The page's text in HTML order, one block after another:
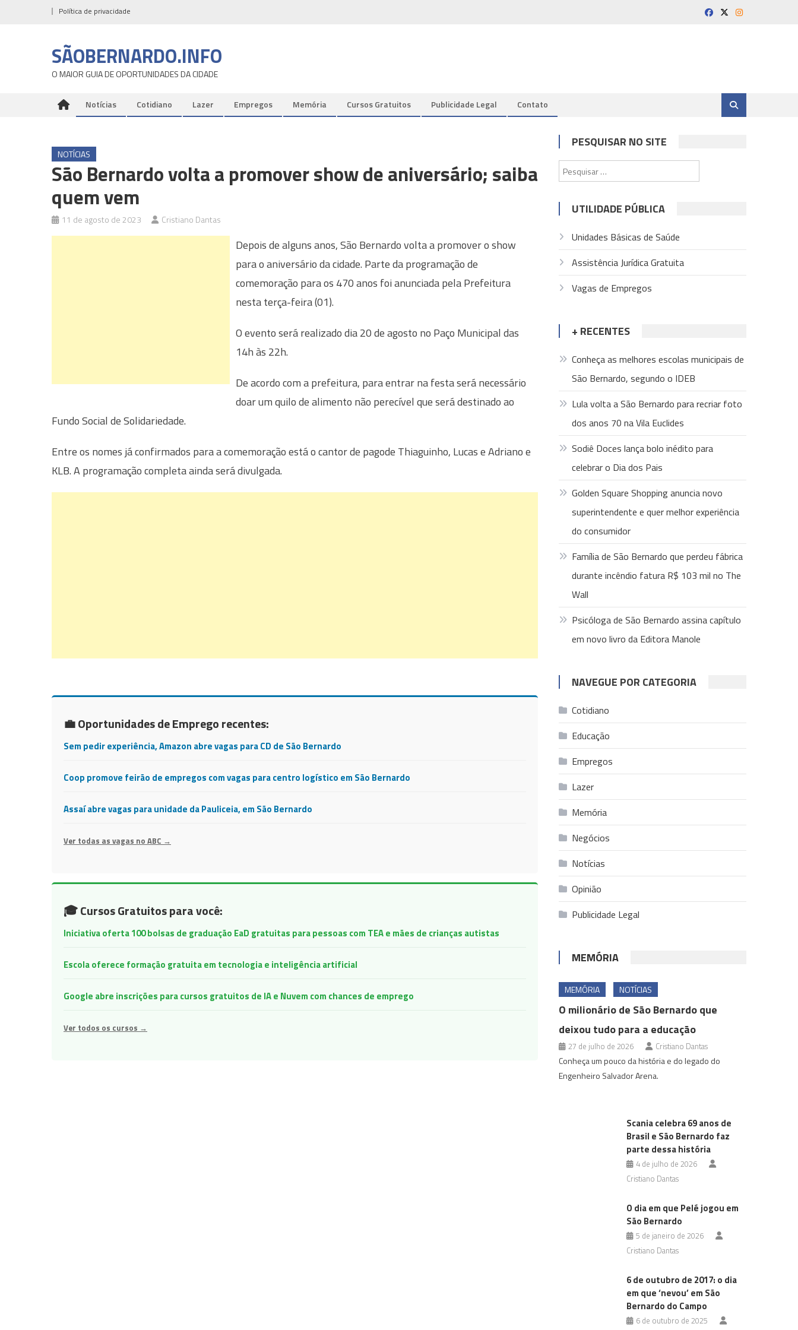
Política de privacidade
SÃOBERNARDO.INFO
O MAIOR GUIA DE OPORTUNIDADES DA CIDADE
Notícias Cotidiano Lazer Empregos Memória Cursos Gratuitos Publicidade Legal Contato
NOTÍCIAS
São Bernardo volta a promover show de aniversário; saiba
quem vem
11 de agosto de 2023 Cristiano Dantas
Depois de alguns anos, São Bernardo volta a promover o show
para o aniversário da cidade. Parte da programação de
comemoração para os 470 anos foi anunciada pela Prefeitura
nesta terça-feira (01).
O evento será realizado dia 20 de agosto no Paço Municipal das
14h às 22h.
De acordo com a prefeitura, para entrar na festa será necessário
doar um quilo de alimento não perecível que será destinado ao
Fundo Social de Solidariedade.
Entre os nomes já confirmados para a comemoração está o cantor de pagode Thiaguinho, Lucas e Adriano e
KLB. A programação completa ainda será divulgada.
💼 Oportunidades de Emprego recentes:
Sem pedir experiência, Amazon abre vagas para CD de São Bernardo
Coop promove feirão de empregos com vagas para centro logístico em São Bernardo
Assaí abre vagas para unidade da Pauliceia, em São Bernardo
Ver todas as vagas no ABC →
🎓 Cursos Gratuitos para você:
Iniciativa oferta 100 bolsas de graduação EaD gratuitas para pessoas com TEA e mães de crianças autistas
Escola oferece formação gratuita em tecnologia e inteligência artificial
Google abre inscrições para cursos gratuitos de IA e Nuvem com chances de emprego
Ver todos os cursos →
PESQUISAR NO SITE
por:
UTILIDADE PÚBLICA
Unidades Básicas de Saúde
Assistência Jurídica Gratuita
Vagas de Empregos
+ RECENTES
Conheça as melhores escolas municipais de
São Bernardo, segundo o IDEB
Lula volta a São Bernardo para recriar foto
dos anos 70 na Vila Euclides
Sodiê Doces lança bolo inédito para
celebrar o Dia dos Pais
Golden Square Shopping anuncia novo
superintendente e quer melhor experiência
do consumidor
Família de São Bernardo que perdeu fábrica
durante incêndio fatura R$ 103 mil no The
Wall
Psicóloga de São Bernardo assina capítulo
em novo livro da Editora Manole
NAVEGUE POR CATEGORIA
Cotidiano
Educação
Empregos
Lazer
Memória
Negócios
Notícias
Opinião
Publicidade Legal
MEMÓRIA
MEMÓRIA NOTÍCIAS
O milionário de São Bernardo que
deixou tudo para a educação
27 de julho de 2026 Cristiano Dantas
Conheça um pouco da história e do legado do
Engenheiro Salvador Arena.
Scania celebra 69 anos de
Brasil e São Bernardo faz
parte dessa história
4 de julho de 2026
Cristiano Dantas
O dia em que Pelé jogou em
São Bernardo
5 de janeiro de 2026
Cristiano Dantas
6 de outubro de 2017: o dia
em que ‘nevou’ em São
Bernardo do Campo
6 de outubro de 2025